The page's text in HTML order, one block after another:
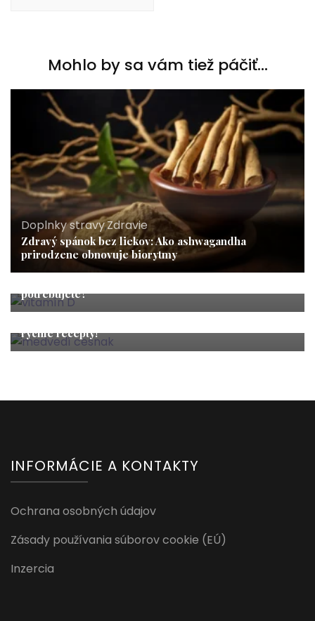
Mohlo by sa vám tiež páčiť...
Doplnky stravy,Zdravie
Zdravý spánok bez liekov: Ako ashwagandha
prirodzene obnovuje biorytmy
Zdravie
potrebujete?
Zdravie
rýchle recepty!
INFORMÁCIE A KONTAKTY
Ochrana osobných údajov
Zásady používania súborov cookie (EÚ)
Inzercia